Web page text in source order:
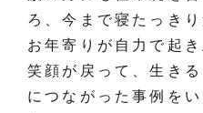
ろ、今まで寝たっきり
お年寄りが自力で起
笑顔が戻って、生き
につながった事例を